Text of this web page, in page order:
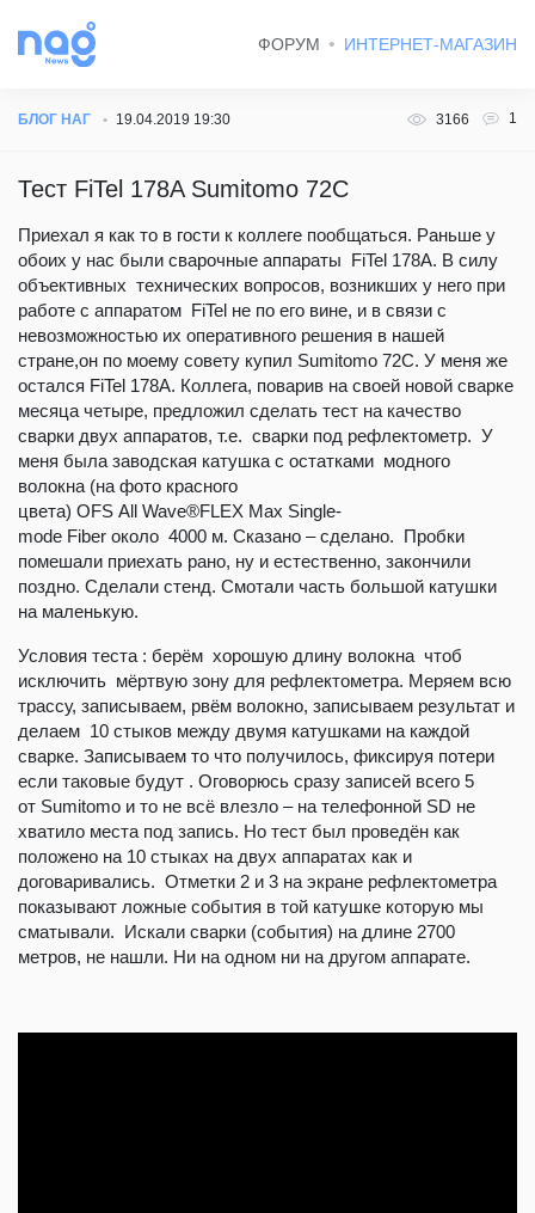
ФОРУМ ИНТЕРНЕТ-МАГАЗИН
БЛОГ НАГ 19.04.2019 19:30 3166 1
Тест FiTel 178A Sumitomo 72C
Приехал я как то в гости к коллеге пообщаться. Раньше у
обоих у нас были сварочные аппараты FiTel 178A. В силу
объективных технических вопросов, возникших у него при
работе с аппаратом FiTel не по его вине, и в связи с
невозможностью их оперативного решения в нашей
стране,он по моему совету купил Sumitomo 72C. У меня же
остался FiTel 178A. Коллега, поварив на своей новой сварке
месяца четыре, предложил сделать тест на качество
сварки двух аппаратов, т.е. сварки под рефлектометр. У
меня была заводская катушка с остатками модного
волокна (на фото красного
цвета) OFS All Wave®FLEX Max Single-
mode Fiber около 4000 м. Сказано – сделано. Пробки
помешали приехать рано, ну и естественно, закончили
поздно. Сделали стенд. Смотали часть большой катушки
на маленькую.
Условия теста : берём хорошую длину волокна чтоб
исключить мёртвую зону для рефлектометра. Меряем всю
трассу, записываем, рвём волокно, записываем результат и
делаем 10 стыков между двумя катушками на каждой
сварке. Записываем то что получилось, фиксируя потери
если таковые будут . Оговорюсь сразу записей всего 5
от Sumitomo и то не всё влезло – на телефонной SD не
хватило места под запись. Но тест был проведён как
положено на 10 стыках на двух аппаратах как и
договаривались. Отметки 2 и 3 на экране рефлектометра
показывают ложные события в той катушке которую мы
сматывали. Искали сварки (события) на длине 2700
метров, не нашли. Ни на одном ни на другом аппарате.